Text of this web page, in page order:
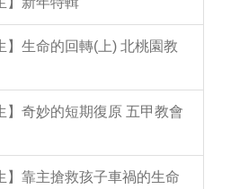
】生命的回轉(上) 北桃園教
】奇妙的短期復原 五甲教會
】靠主搶救孩子車禍的生命